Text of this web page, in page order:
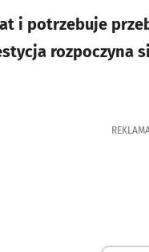
i potrzebuje
rozpoczyna